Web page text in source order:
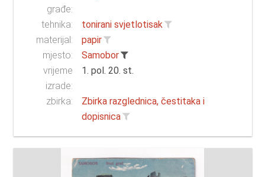
građe:
tehnika:
tonirani svjetlotisak
materijal:
papir
mjesto:
Samobor
vrijeme
izrade:
1. pol. 20. st.
zbirka:
Zbirka razglednica, čestitaka i
dopisnica